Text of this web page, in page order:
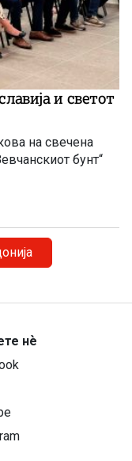
и светот
на свечена
бунт“
нѐ